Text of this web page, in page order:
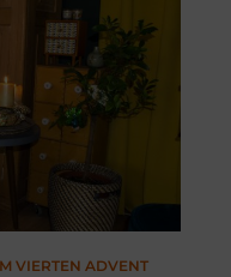
VIERTEN ADVENT